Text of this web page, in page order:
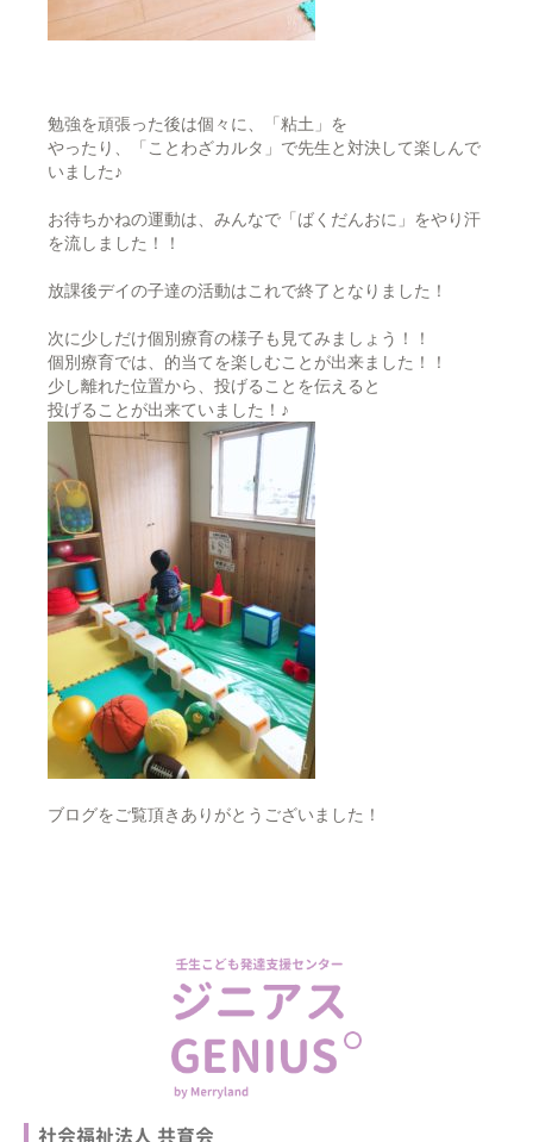
勉強を頑張った後は個々に、「粘土」を
やったり、「ことわざカルタ」で先生と対決して楽しんで
いました♪
お待ちかねの運動は、みんなで「ばくだんおに」をやり汗
を流しました！！
放課後デイの子達の活動はこれで終了となりました！
次に少しだけ個別療育の様子も見てみましょう！！
個別療育では、的当てを楽しむことが出来ました！！
少し離れた位置から、投げることを伝えると
投げることが出来ていました！♪
ブログをご覧頂きありがとうございました！
社会福祉法⼈ 共育会